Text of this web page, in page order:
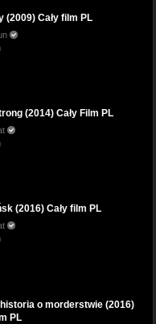
(2009) Cały film PL
(2014) Cały Film PL
(2016) Cały film PL
o morderstwie (2016)
PL